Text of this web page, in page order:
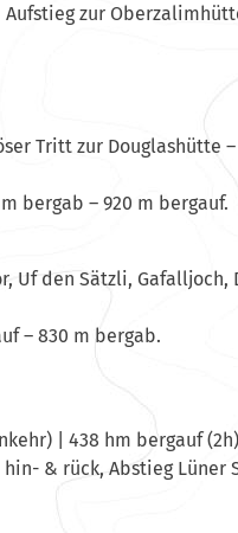
zur
Tritt zur Douglashütte
bergab – 920 m bergauf.
Uf den Sätzli, Gafalljoch,
– 830 m bergab.
| 438 hm bergauf
& rück, Abstieg Lüner